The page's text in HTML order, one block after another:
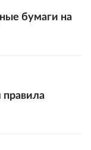
бумаги на
правила